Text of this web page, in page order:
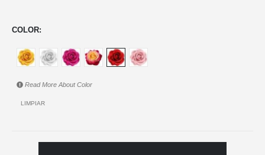
COLOR
Read More AboutColor
LIMPIAR